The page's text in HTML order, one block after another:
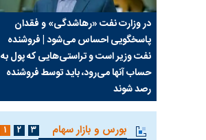
در وزارت نفت «رهاشدگی» و فقدان
پاسخگویی احساس می‌شود | فروشنده
نفت وزیر است و تراستی‌هایی که پول به
حساب آنها می‌رود، باید توسط فروشنده
رصد شوند
بورس و بازار سهام ۱ ۲ ۳